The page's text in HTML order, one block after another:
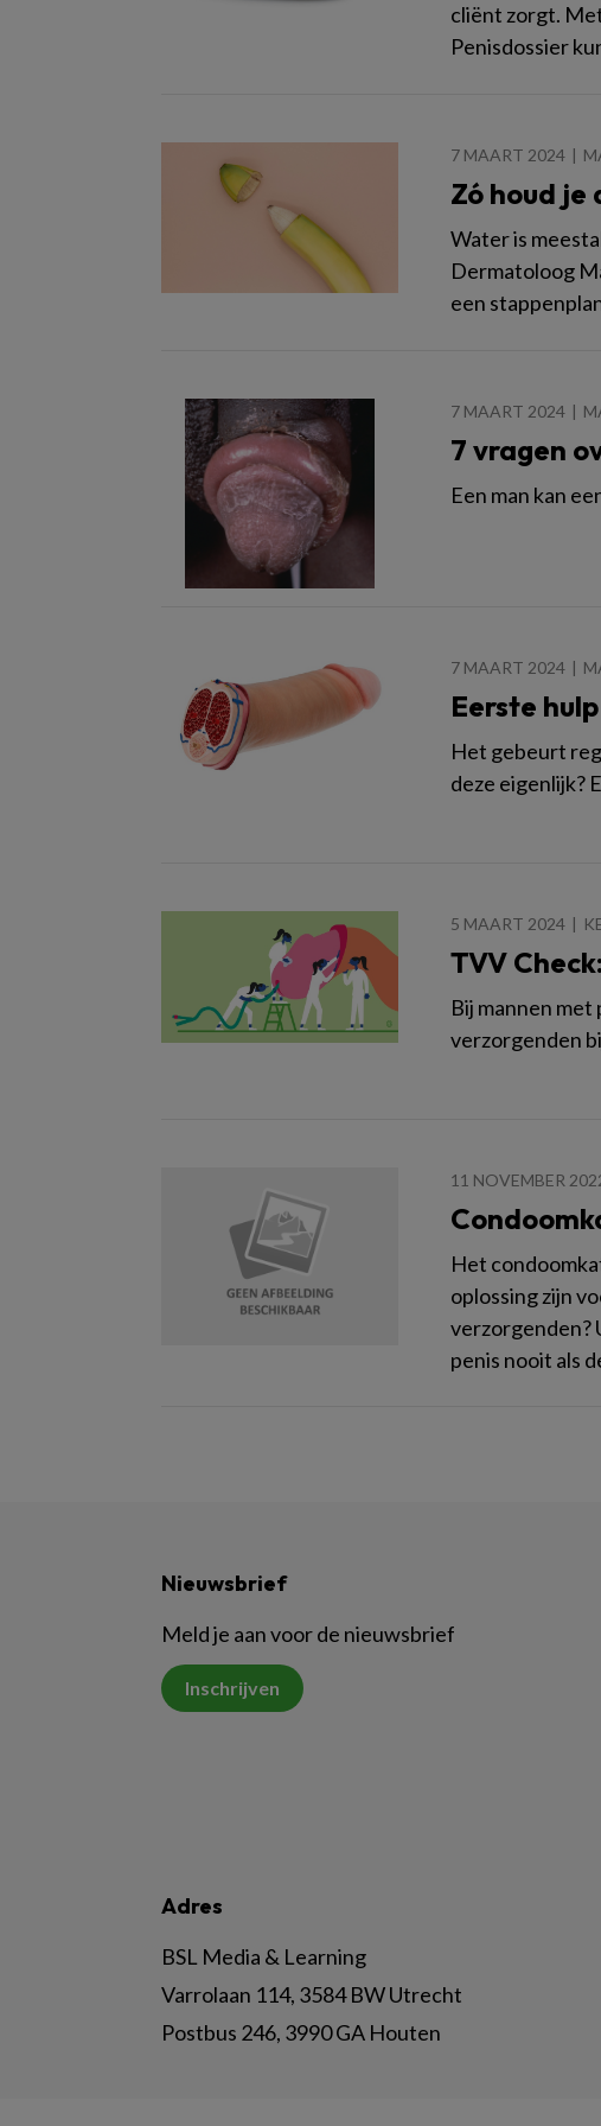
cliënt zorgt.
Penisdossier
7 MAART 2024
Zó houd je
Water is
Dermatoloog
een
7 MAART 2024
7 vragen
Een man kan
7 MAART 2024
Eerste
Het gebeurt
deze eigenlijk?
5 MAART 2024
TVV
Bij mannen
verzorgenden
11 NOVEMBER
Het
oplossing zijn
verzorgenden?
penis nooit als
Nieuwsbrief
Meld je aan voor de nieuwsbrief
Inschrijven
Adres
BSL Media & Learning
Varrolaan 114, 3584 BW Utrecht
Postbus 246, 3990 GA Houten